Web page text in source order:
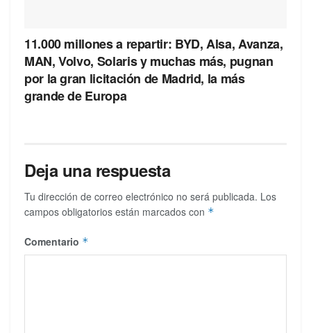
11.000 millones a repartir: BYD, Alsa, Avanza,
MAN, Volvo, Solaris y muchas más, pugnan
por la gran licitación de Madrid, la más
grande de Europa
Deja una respuesta
Tu dirección de correo electrónico no será publicada. Los
campos obligatorios están marcados con *
Comentario *